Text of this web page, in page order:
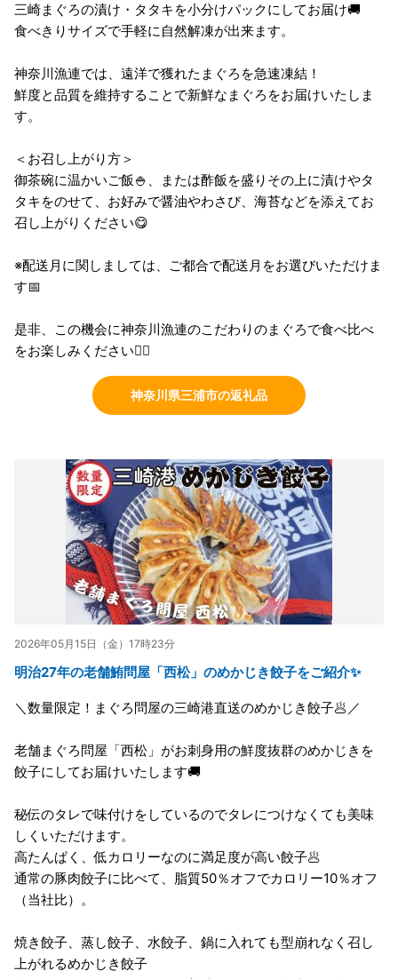
三崎まぐろの漬け・タタキを小分けパックにしてお届け🚚
食べきりサイズで手軽に自然解凍が出来ます。
神奈川漁連では、遠洋で獲れたまぐろを急速凍結！
鮮度と品質を維持することで新鮮なまぐろをお届けいたしま
す。
＜お召し上がり方＞
御茶碗に温かいご飯🍚、または酢飯を盛りその上に漬けやタ
タキをのせて、お好みで醤油やわさび、海苔などを添えてお
召し上がりください😋
※配送月に関しましては、ご都合で配送月をお選びいただけま
す📅
是非、この機会に神奈川漁連のこだわりのまぐろで食べ比べ
をお楽しみください💁‍♀️
神奈川県三浦市の返礼品
2026年05月15日（金）17時23分
明治27年の老舗鮪問屋「西松」のめかじき餃子をご紹介✨
＼数量限定！まぐろ問屋の三崎港直送のめかじき餃子🥟／
老舗まぐろ問屋「西松」がお刺身用の鮮度抜群のめかじきを
餃子にしてお届けいたします🚚
秘伝のタレで味付けをしているのでタレにつけなくても美味
しくいただけます。
高たんぱく、低カロリーなのに満足度が高い餃子🥟
通常の豚肉餃子に比べて、脂質50％オフでカロリー10％オフ
（当社比）。
焼き餃子、蒸し餃子、水餃子、鍋に入れても型崩れなく召し
上がれるめかじき餃子